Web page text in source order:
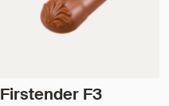
Firstender F3